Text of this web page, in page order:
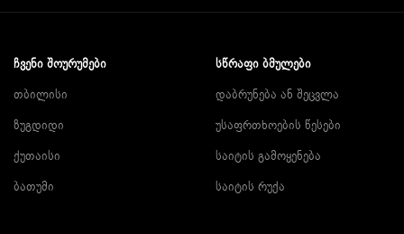
ᲩᲕᲔᲜᲘ ᲨᲝᲣᲠᲣᲛᲔᲑᲘ
თბილისი
ზუგდიდი
ქუთაისი
ბათუმი
ᲡᲬᲠᲐᲤᲘ ᲑᲛᲣᲚᲔᲑᲘ
დაბრუნება ან შეცვლა
უსაფრთხოების წესები
საიტის გამოყენება
საიტის რუქა